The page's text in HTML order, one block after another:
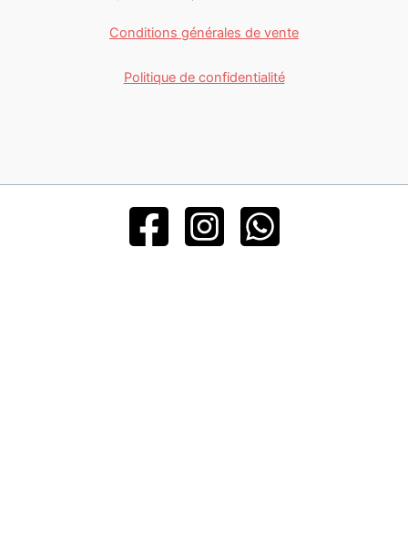
Conditions générales de vente
Politique de confidentialité